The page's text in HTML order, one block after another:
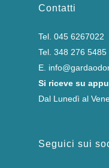
Contatti
Tel. 045 6267022
Tel. 348 276 5485
E.
Si riceve su
Dal Lunedì al
Seguici sui